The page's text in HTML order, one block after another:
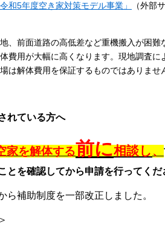
和5年度空き家対策モデル事業」 （外部
、前面道路の高低差など重機搬入が困
費用が大幅に高くなります。現地調査
は解体費用を保証するものではありませ
れている方へ
家を解体する前に相談し 、
とを確認してから申請を行ってくだ
ら補助制度を一部改正しました。